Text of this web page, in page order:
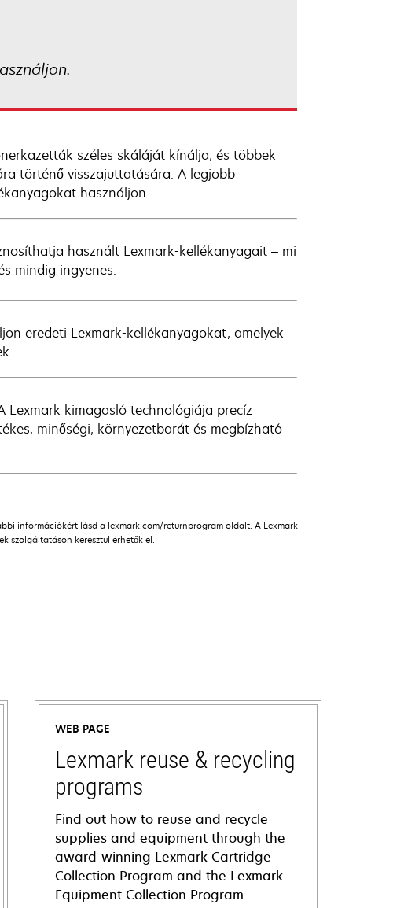
széles skáláját kínálja, és többek
történő visszajuttatására. A legjobb
használjon.
használt Lexmark-kellékanyagait – mi
mindig ingyenes.
eredeti Lexmark-kellékanyagokat, amelyek
Lexmark kimagasló technológiája precíz
minőségi, környezetbarát és megbízható
információkért lásd a lexmark.com/returnprogram oldalt. A Lexmark
szolgáltatáson keresztül érhetők el.
WEB PAGE
Lexmark reuse & recycling
programs
Find out how to reuse and recycle
supplies and equipment through the
award-winning Lexmark Cartridge
Collection Program and the Lexmark
Equipment Collection Program.